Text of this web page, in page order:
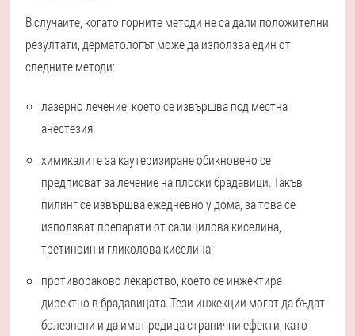
В случаите, когато горните методи не са дали положителни
резултати, дерматологът може да използва един от
следните методи:
лазерно лечение, което се извършва под местна
анестезия;
химикалите за каутеризиране обикновено се
предписват за лечение на плоски брадавици. Такъв
пилинг се извършва ежедневно у дома, за това се
използват препарати от салицилова киселина,
третиноин и гликолова киселина;
противораково лекарство, което се инжектира
директно в брадавицата. Тези инжекции могат да бъдат
болезнени и да имат редица странични ефекти, като